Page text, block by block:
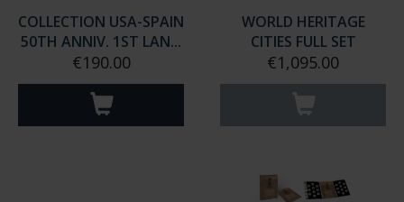
COLLECTION USA-SPAIN
50TH ANNIV. 1ST LAN...
€190.00
WORLD HERITAGE
CITIES FULL SET
€1,095.00